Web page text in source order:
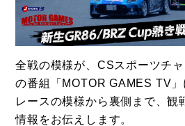
全戦の模様が、CSスポーツチ
の番組「MOTOR GAMES TV」
レースの模様から裏側まで、観
情報をお伝えします。